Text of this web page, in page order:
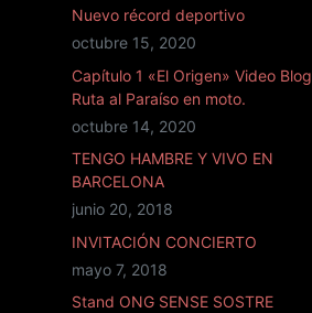
Nuevo récord deportivo
octubre 15, 2020
Capítulo 1 «El Origen» Video Blog
Ruta al Paraíso en moto.
octubre 14, 2020
TENGO HAMBRE Y VIVO EN
BARCELONA
junio 20, 2018
INVITACIÓN CONCIERTO
mayo 7, 2018
Stand ONG SENSE SOSTRE